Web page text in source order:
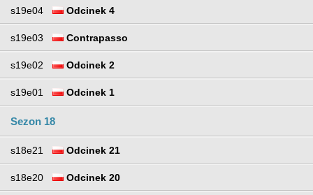
s19e04 Odcinek 4
s19e03 Contrapasso
s19e02 Odcinek 2
s19e01 Odcinek 1
Sezon 18
s18e21 Odcinek 21
s18e20 Odcinek 20